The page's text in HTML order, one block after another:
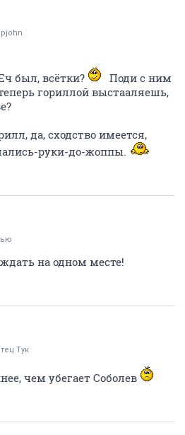
был, всётки?
Поди с ним
гориллой выстааляешь,
да, сходство имеется,
руки-до-жоппы.
на одном месте!
Тук
чем убегает Соболев